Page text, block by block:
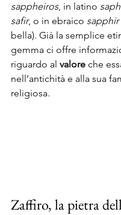
sappheiros, in latino
safir, o in ebraico sapphir
bella). Già la semplice
gemma ci offre
riguardo al valore che
nell’antichità e alla sua
religiosa.
Zaffiro, la pietra